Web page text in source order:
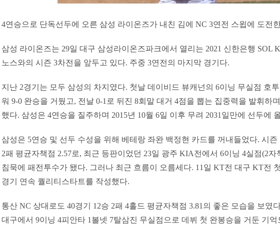
4연승으로 단독선두에 오른 삼성 라이온즈가 내친 김에 NC 3연전 스윕에 도전
삼성 라이온즈는 29일 대구 삼성라이온즈파크에서 열리는 2021 신한은행 SOL
노스와의 시즌 3차전을 앞두고 있다. 주중 3연전의 마지막 경기다.
지난 2경기는 모두 삼성의 차지였다. 첫날 데이비드 뷰캐넌의 6이닝 무실점 호투
워 9-0 완승을 거뒀고, 전날 0-1로 뒤진 8회말 대거 4점을 뽑는 집중력을 발휘하
했다. 삼성은 4연승을 질주하며 2015년 10월 6일 이후 무려 2031일만에 선두에
삼성은 5연승 및 선두 수성을 위해 베테랑 좌완 백정현 카드를 꺼내들었다. 시즌
2패 평균자책점 2.57로, 최근 등판이었던 23일 광주 KIA전에서 6이닝 4실점(2자
침묵에 패전투수가 됐다. 그러나 최근 흐름이 오름세다. 11일 KT전 대구 KT전
경기 연속 퀄리티스타트를 작성했다.
통산 NC 상대로도 40경기 12승 2패 4홀드 평균자책점 3.81의 좋은 모습을 보였
대구에서 9이닝 4피안타 1볼넷 7탈삼진 무실점으로 데뷔 첫 완봉승을 거둔 기억